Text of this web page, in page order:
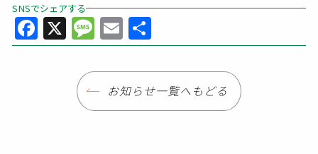
SNSでシェアする
Facebook
X Message
Email
有
お知らせ一覧へもどる